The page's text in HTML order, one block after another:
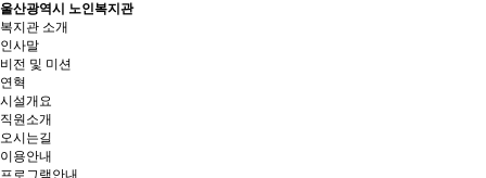
울산광역시 노인복지관
복지관 소개
인사말
비전 및 미션
연혁
시설개요
직원소개
오시는길
이용안내
프로그램안내